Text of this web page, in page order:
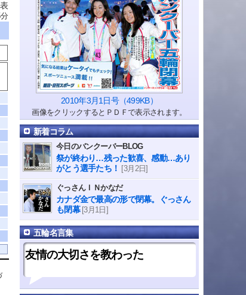
2010年3月1日号（499KB）
画像をクリックするとＰＤＦで表示されます。
新着コラム
今日のバンクーバーBLOG
祭が終わり…残った歓喜、感動…あり
がとう選手たち！ [3月2日]
ぐっさんＩＮかなだ
カナダ金で最高の形で閉幕。ぐっさん
も閉幕 [3月1日]
五輪名言集
友情の大切さを教わった